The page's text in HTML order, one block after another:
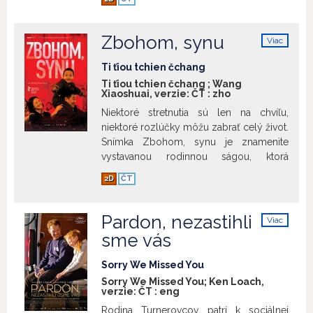
žije o patro výš. I když ale Yoav utíká
jako „odpornou, páchnoucí, obscénní a
sprostou“, před svojí identitou v
pronikavé a ostré satiře Nadava Lapida
uniknout nedokáže. Je jedno, jakým
jazykem mluvíte, některých rodných
synonym se prostě zbavit nelze.
Zobraziť viac
Viac
Zbohom, synu
Ti ťiou tchien čchang
Ti ťiou tchien čchang ; Wang
Xiaoshuai, verzie: ČT : zho
Niektoré stretnutia sú len na chvíľu,
niektoré rozlúčky môžu zabrať celý život.
Snímka Zbohom, synu je znamenite
vystavanou rodinnou ságou, ktorá
zachytáva transformáciu čínskej
spoločnosti prostredníctvom príbehu
osudovou tragédiou. Film, ktorý je práve
tak emotívnou melodrámou ako
prenikavou štúdiou kultúrnych a
politických premien, sleduje svojich
hrdinov v priebehu troch desaťročí – od
otrasov čínskej kultúrnej revolúcie 80.
2D ČT
Viac
Pardon, nezastihli
sme vás
Sorry We Missed You
Sorry We Missed You; Ken Loach,
verzie: ČT : eng
Rodina Turnerovcov patrí k sociálnej